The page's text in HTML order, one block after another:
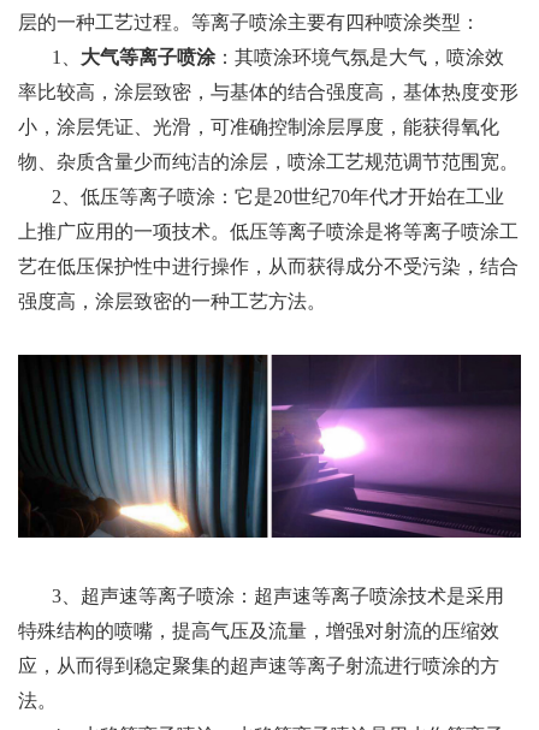
层的一种工艺过程。等离子喷涂主要有四种喷涂类型：
1、 大气等离子喷涂：其喷涂环境气氛是大气，喷涂效
率比较高，涂层致密，与基体的结合强度高，基体热度变形
小，涂层凭证、光滑，可准确控制涂层厚度，能获得氧化
物、杂质含量少而纯洁的涂层，喷涂工艺规范调节范围宽。
2、低压等离子喷涂：它是20世纪70年代才开始在工业
上推广应用的一项技术。低压等离子喷涂是将等离子喷涂工
艺在低压保护性中进行操作，从而获得成分不受污染，结合
强度高，涂层致密的一种工艺方法。
3、超声速等离子喷涂：超声速等离子喷涂技术是采用
特殊结构的喷嘴，提高气压及流量，增强对射流的压缩效
应，从而得到稳定聚集的超声速等离子射流进行喷涂的方
法。